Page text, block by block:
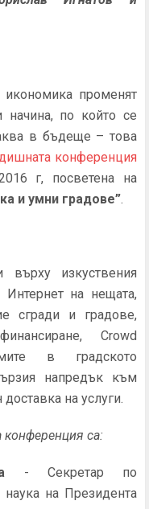
икономика променят
по който се
в бъдеще – това
конференция
г, посветена на
и умни градове”.
изкуствения
Интернет на нещата,
сгради и градове,
Crowd
в градското
напредък към
на услуги.
конференция са:
- Секретар по
на Президента